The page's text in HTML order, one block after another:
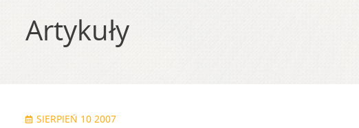
Artykuły
SIERPIEŃ 10 2007